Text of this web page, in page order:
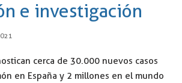
e investigación
cerca de 30.000 nuevos casos
en España y 2 millones en el mundo